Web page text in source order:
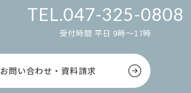
047-325-0808
受付時間 平日 9時～17時
お問い合わせ・資料請求